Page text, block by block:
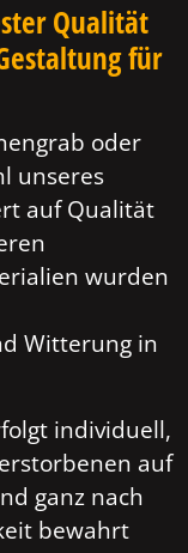
Qualität
für
oder
unseres
auf Qualität
wurden
Witterung in
individuell,
auf
ganz nach
bewahrt